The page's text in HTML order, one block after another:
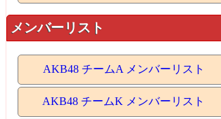
メンバーリスト
AKB48 チームA メンバーリスト
AKB48 チームK メンバーリスト